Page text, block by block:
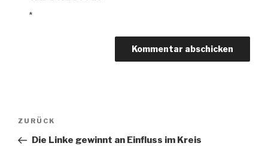
*
Beitragsnavigation
Vorheriger
Beitrag
ZURÜCK
Die Linke gewinnt an Einfluss im Kreis